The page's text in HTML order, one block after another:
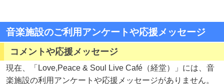
音楽施設のご利用アンケートや応援メッセージ
コメントや応援メッセージ
現在、「Love,Peace & Soul Live Café（経堂）」には、音
楽施設の利用アンケートや応援メッセージがありません。